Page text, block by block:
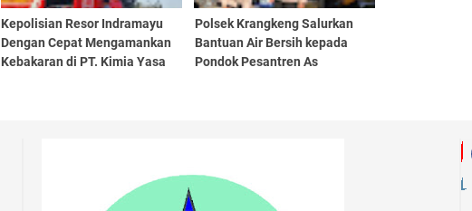
Kepolisian Resor Indramayu
Dengan Cepat Mengamankan
Kebakaran di PT. Kimia Yasa
Polsek Krangkeng Salurkan
Bantuan Air Bersih kepada
Pondok Pesantren As